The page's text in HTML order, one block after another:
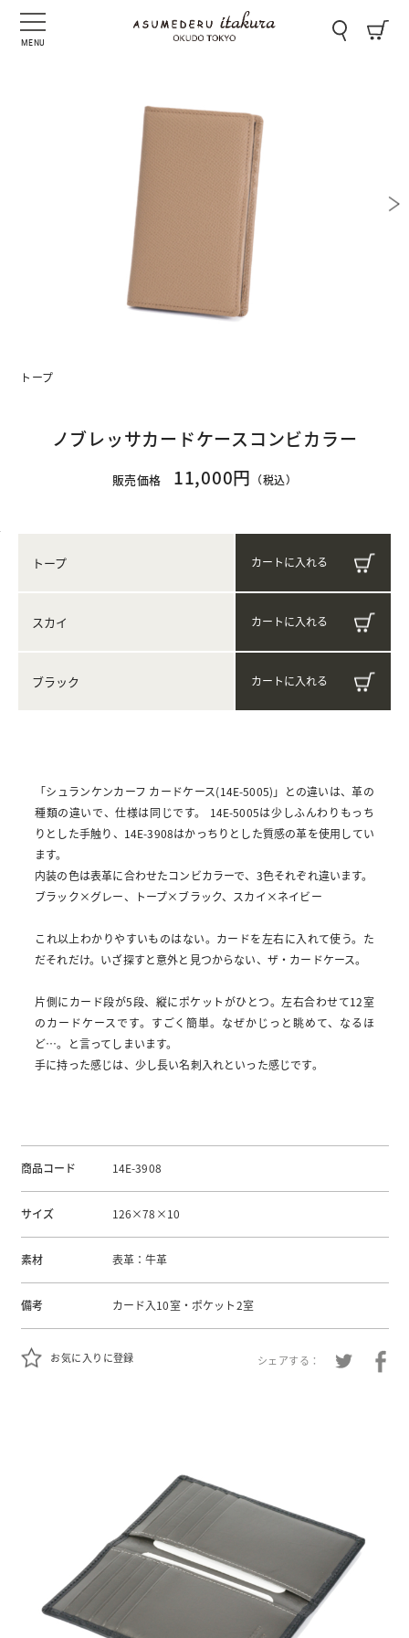
MENU
トープ
ノブレッサカードケースコンビカラー
販売価格 11,000円 （税込）
トープ
スカイ
ブラック
「シュランケンカーフ カードケース(14E-5005)」との違いは、革の
種類の違いで、仕様は同じです。 14E-5005は少しふんわりもっち
りとした手触り、14E-3908はかっちりとした質感の革を使用してい
ます。
内装の色は表革に合わせたコンビカラーで、3色それぞれ違います。
ブラック×グレー、トープ×ブラック、スカイ×ネイビー
これ以上わかりやすいものはない。カードを左右に入れて使う。た
だそれだけ。いざ探すと意外と見つからない、ザ・カードケース。
片側にカード段が5段、縦にポケットがひとつ。左右合わせて12室
のカードケースです。すごく簡単。なぜかじっと眺めて、なるほ
ど…。と言ってしまいます。
手に持った感じは、少し長い名刺入れといった感じです。
商品コード 14E-3908
サイズ 126×78×10
素材 表革：牛革
備考 カード入10室・ポケット2室
お気に入りに登録 シェアする：